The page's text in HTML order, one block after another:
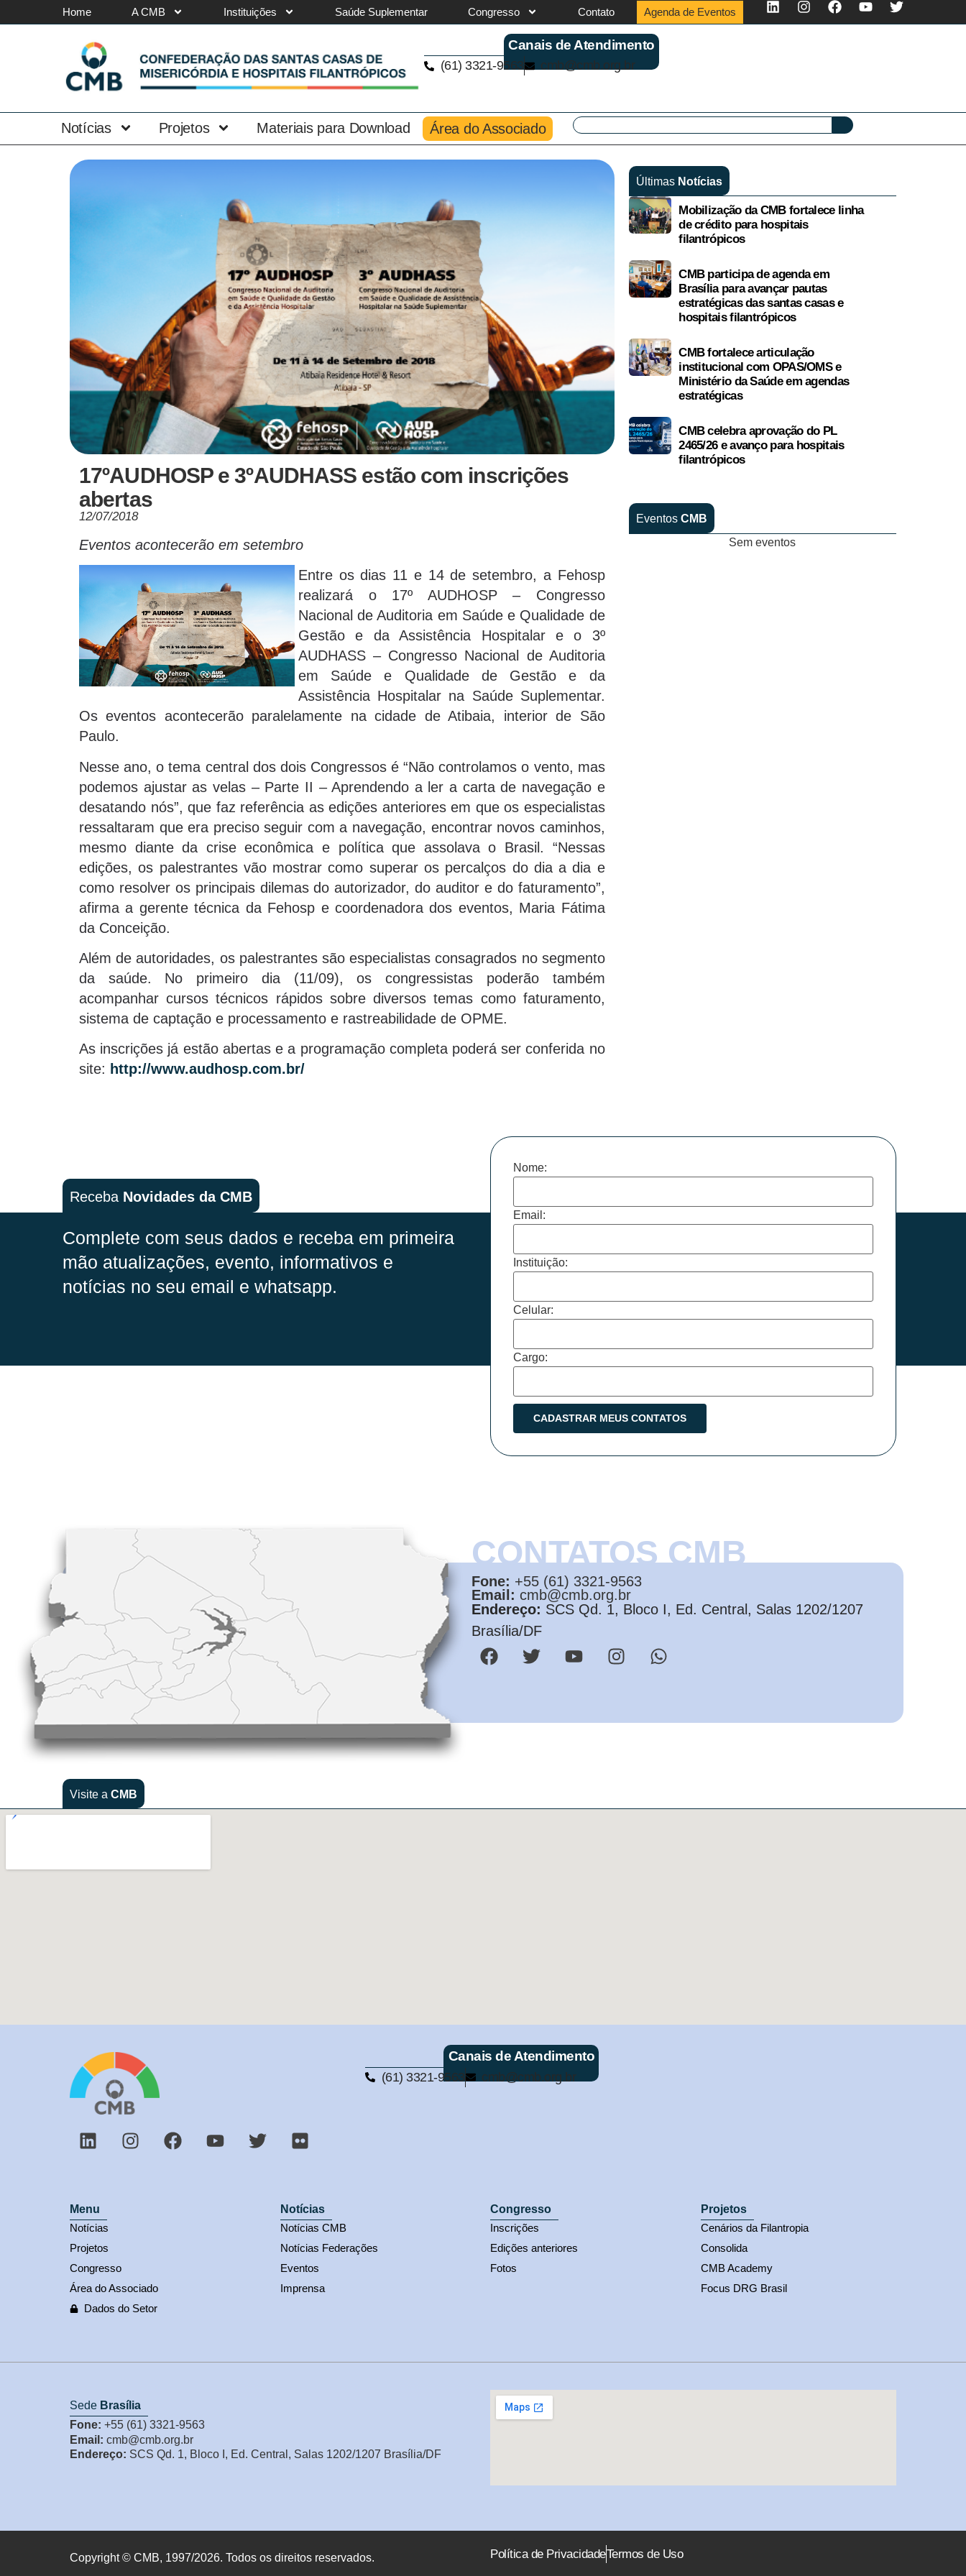
Home A CMB Instituições Saúde Suplementar Congresso Contato Agenda de Eventos
Canais de Atendimento
(61) 3321-9563 cmb@cmb.org.br
Notícias Projetos Materiais para Download Área do Associado
17ºAUDHOSP e 3ºAUDHASS estão com inscrições
abertas
12/07/2018
Eventos acontecerão em setembro
Entre os dias 11 e 14 de setembro, a Fehosp
realizará o 17º AUDHOSP – Congresso
Nacional de Auditoria em Saúde e Qualidade de
Gestão e da Assistência Hospitalar e o 3º
AUDHASS – Congresso Nacional de Auditoria
em Saúde e Qualidade de Gestão e da
Assistência Hospitalar na Saúde Suplementar.
Os eventos acontecerão paralelamente na cidade de Atibaia, interior de São
Paulo.
Nesse ano, o tema central dos dois Congressos é “Não controlamos o vento, mas
podemos ajustar as velas – Parte II – Aprendendo a ler a carta de navegação e
desatando nós”, que faz referência as edições anteriores em que os especialistas
ressaltaram que era preciso seguir com a navegação, encontrar novos caminhos,
mesmo diante da crise econômica e política que assolava o Brasil. “Nessas
edições, os palestrantes vão mostrar como superar os percalços do dia a dia e
como resolver os principais dilemas do autorizador, do auditor e do faturamento”,
afirma a gerente técnica da Fehosp e coordenadora dos eventos, Maria Fátima
da Conceição.
Além de autoridades, os palestrantes são especialistas consagrados no segmento
da saúde. No primeiro dia (11/09), os congressistas poderão também
acompanhar cursos técnicos rápidos sobre diversos temas como faturamento,
sistema de captação e processamento e rastreabilidade de OPME.
As inscrições já estão abertas e a programação completa poderá ser conferida no
site: http://www.audhosp.com.br/
Últimas Notícias
Mobilização da CMB fortalece linha
de crédito para hospitais
filantrópicos
CMB participa de agenda em
Brasília para avançar pautas
estratégicas das santas casas e
hospitais filantrópicos
CMB fortalece articulação
institucional com OPAS/OMS e
Ministério da Saúde em agendas
estratégicas
CMB celebra aprovação do PL
2465/26 e avanço para hospitais
filantrópicos
Eventos CMB
Sem eventos
Receba Novidades da CMB
Complete com seus dados e receba em primeira
mão atualizações, evento, informativos e
notícias no seu email e whatsapp.
Nome:
Email:
Instituição:
Celular:
Cargo:
CONTATOS CMB
Fone: +55 (61) 3321-9563
Email: cmb@cmb.org.br
Endereço: SCS Qd. 1, Bloco I, Ed. Central, Salas 1202/1207
Brasília/DF
Visite a CMB
Canais de Atendimento
(61) 3321-9563 cmb@cmb.org.br
Menu
Notícias
Projetos
Congresso
Área do Associado
Dados do Setor
Notícias
Notícias CMB
Notícias Federações
Eventos
Imprensa
Congresso
Inscrições
Edições anteriores
Fotos
Projetos
Cenários da Filantropia
Consolida
CMB Academy
Focus DRG Brasil
Sede Brasília
Fone: +55 (61) 3321-9563
Email: cmb@cmb.org.br
Endereço: SCS Qd. 1, Bloco I, Ed. Central, Salas 1202/1207 Brasília/DF
Copyright © CMB, 1997/2026. Todos os direitos reservados. Política de PrivacidadeTermos de Uso